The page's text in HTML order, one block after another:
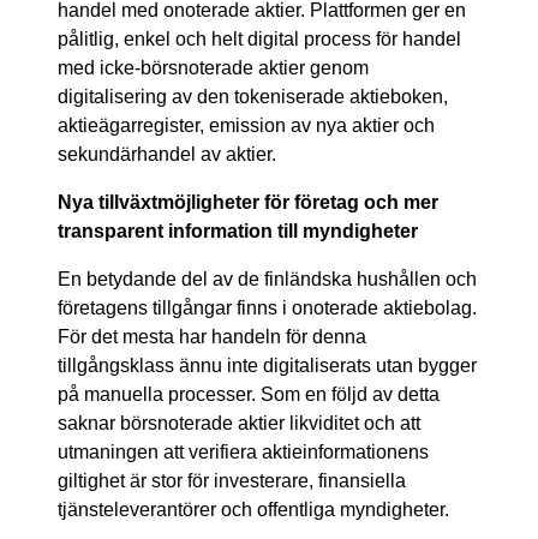
handel med onoterade aktier. Plattformen ger en
pålitlig, enkel och helt digital process för handel
med icke-börsnoterade aktier genom
digitalisering av den tokeniserade aktieboken,
aktieägarregister, emission av nya aktier och
sekundärhandel av aktier.
Nya tillväxtmöjligheter för företag och mer
transparent information till myndigheter
En betydande del av de finländska hushållen och
företagens tillgångar finns i onoterade aktiebolag.
För det mesta har handeln för denna
tillgångsklass ännu inte digitaliserats utan bygger
på manuella processer. Som en följd av detta
saknar börsnoterade aktier likviditet och att
utmaningen att verifiera aktieinformationens
giltighet är stor för investerare, finansiella
tjänsteleverantörer och offentliga myndigheter.